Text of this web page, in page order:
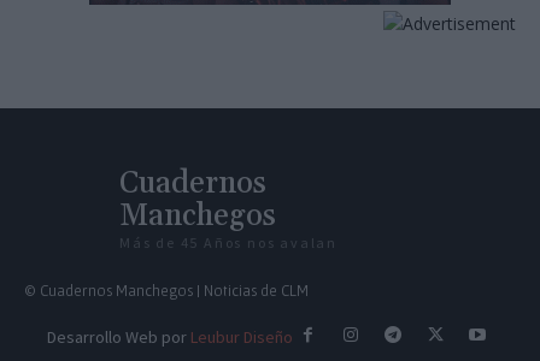
Cuadernos
Manchegos
Más de 45 Años nos avalan
© Cuadernos Manchegos | Noticias de CLM
Desarrollo Web por Leubur Diseño